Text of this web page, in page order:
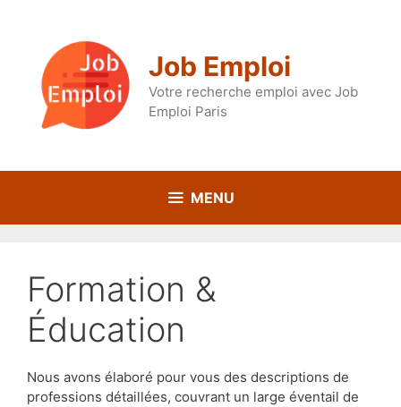
Job Emploi
Votre recherche emploi avec Job
Emploi Paris
MENU
Formation &
Éducation
Nous avons élaboré pour vous des descriptions de
professions détaillées, couvrant un large éventail de